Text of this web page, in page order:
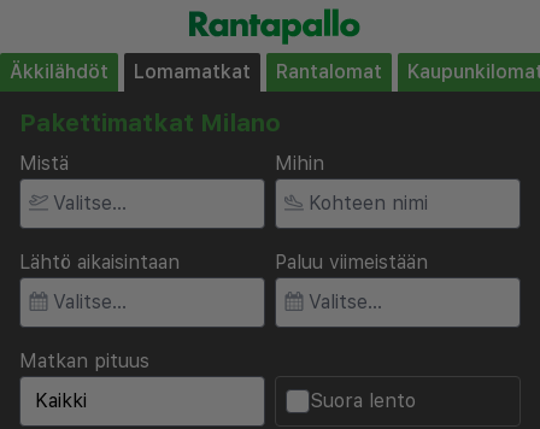
Äkkilähdöt Lomamatkat Rantalomat
Pakettimatkat Milano
Mistä Mihin
Lähtö aikaisintaan Paluu viimeistään
Matkan pituus
Suora lento